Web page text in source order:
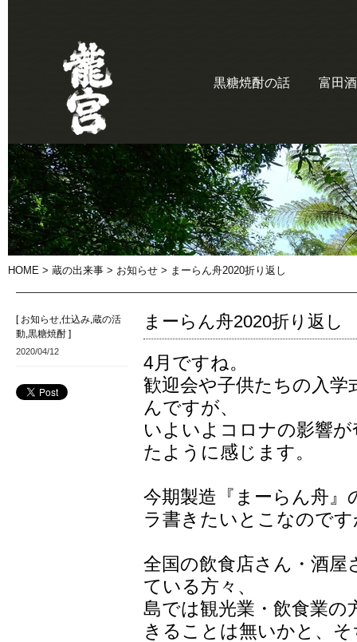
黒糖焼酎の話 富田
HOME > 蔵の出来事 > お知らせ > まーらん舟2020折り返し
[ お知らせ,仕込み,蔵の活
動,黒糖焼酎 ]
2020/04/12
まーらん舟2020折り返し
4月ですね。
歓迎会や子供たちの入
んですが、
いよいよコロナの影響
たように感じます。
今期製造『まーらん舟
ラ書きたいとこなのです
全国の飲食店さん・酒
ている方々、
島では観光業・飲食業の
きることは無いかと、